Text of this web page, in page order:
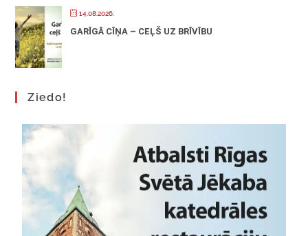
14.08.2026.
GARĪGĀ CĪŅA – CEĻŠ UZ BRĪVĪBU
Ziedo!